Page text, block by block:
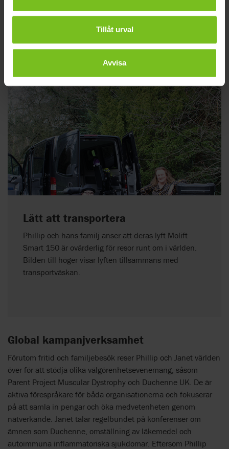
Tillåt urval
Avvisa
enkla och det går snabbt att fästa lyftselen. Jag behövde
ingen omfattande utbildning för att kunna använda den på
ett säkert sätt.”
Lätt att transportera
Phillip och hans familj anser att deras lyft Molift
Smart 150 är ovärderlig för resor runt om i världen.
Bilden till höger visar lyften tillsammans med
transportväskan.
Global kampanjverksamhet
Förutom fritid och familjebesök reser Phillip och Janet världen
över för att stödja olika välgörenhetsevenemang, såsom
Parent Project Muscular Dystrophy och Duchenne UK. De är
aktiva förespråkare för båda organisationerna och fokuserar
på att samla in pengar och öka medvetenheten genom
nätverkande. Janet talar regelbundet på konferenser om
ämnen som Duchenne, omställning av läkemedel och
autoimmuna inflammatoriska sjukdomar. Eftersom Phillip